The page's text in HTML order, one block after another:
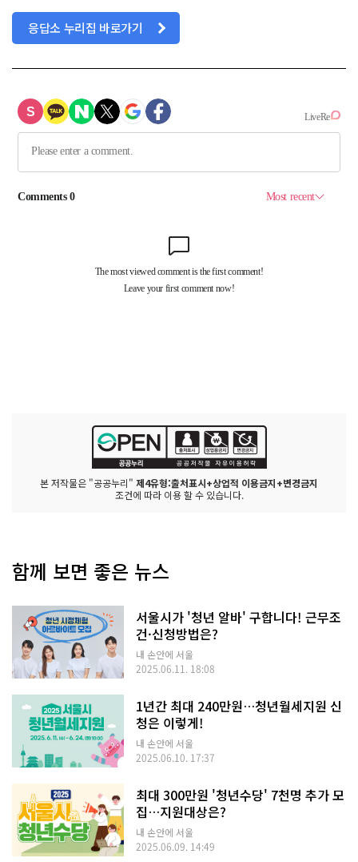
응답소 누리집 바로가기
본 저작물은 "공공누리" 제4유형:출처표시+상업적 이용금지+변경금지
조건에 따라 이용 할 수 있습니다.
함께 보면 좋은 뉴스
서울시가 '청년 알바' 구합니다! 근무조
건·신청방법은?
내 손안에 서울
2025.06.11. 18:08
1년간 최대 240만원…청년월세지원 신
청은 이렇게!
내 손안에 서울
2025.06.10. 17:37
최대 300만원 '청년수당' 7천명 추가 모
집…지원대상은?
내 손안에 서울
2025.06.09. 14:49